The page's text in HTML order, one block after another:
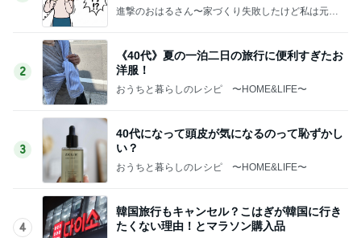
進撃のおはるさん〜家づくり失敗したけど私は元気
2
《40代》夏の一泊二日の旅行に便利すぎたお
洋服！
おうちと暮らしのレシピ 〜HOME&LIFE〜
3
40代になって頭皮が気になるのって恥ずかし
い？
おうちと暮らしのレシピ 〜HOME&LIFE〜
4
韓国旅行もキャンセル？こはぎが韓国に行き
たくない理由！とマラソン購入品